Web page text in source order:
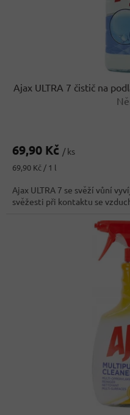
Ajax ULTRA 7 čistič na
69,90 Kč / ks
Měrná
69,90 Kč / 1 l
Ajax ULTRA 7 se svěží vůní
svěžesti při kontaktu se